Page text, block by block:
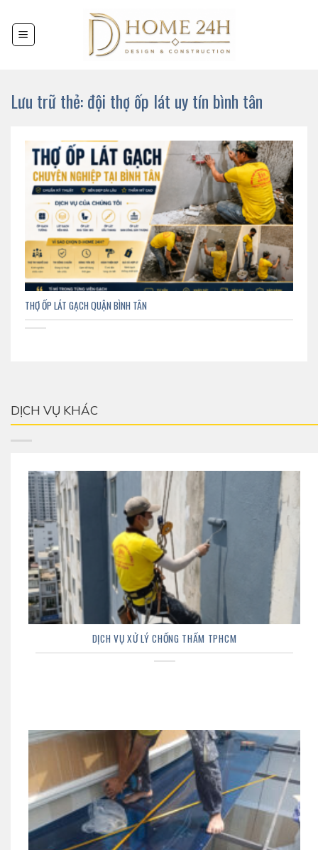
đến
nội
Lưu trữ thẻ:đội thợ ốp lát uy tín bình tân
THỢ ỐP LÁT GẠCH QUẬN BÌNH TÂN
DỊCH VỤ KHÁC
DỊCH VỤ XỬ LÝ CHỐNG THẤM TPHCM